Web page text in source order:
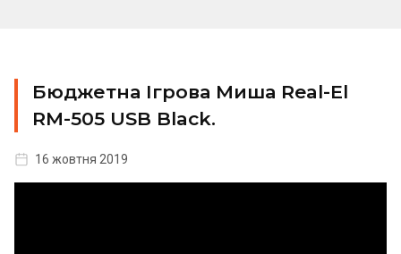
Бюджетна Ігрова Миша Real-El
RM-505 USB Black.
16 жовтня 2019